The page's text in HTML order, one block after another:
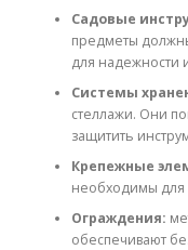
Садовые
предметы
для надежности
Системы
стеллажи. Они
защитить
Крепежные
необходимы для
Ограждения:
обеспечивают